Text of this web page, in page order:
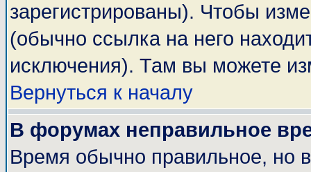
зарегистрированы). Чтобы
(обычно ссылка на него
исключения). Там вы можете
Вернуться к началу
В форумах неправильное
Время обычно правильное, но